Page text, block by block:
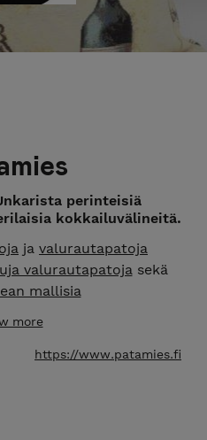
perinteisiä
kokkailuvälineitä.
ja valurautapatoja
valurautapatojasekä
mallisia
paella tarvikkeita
lounasastioitasekä
more
https://www.patamies.fi